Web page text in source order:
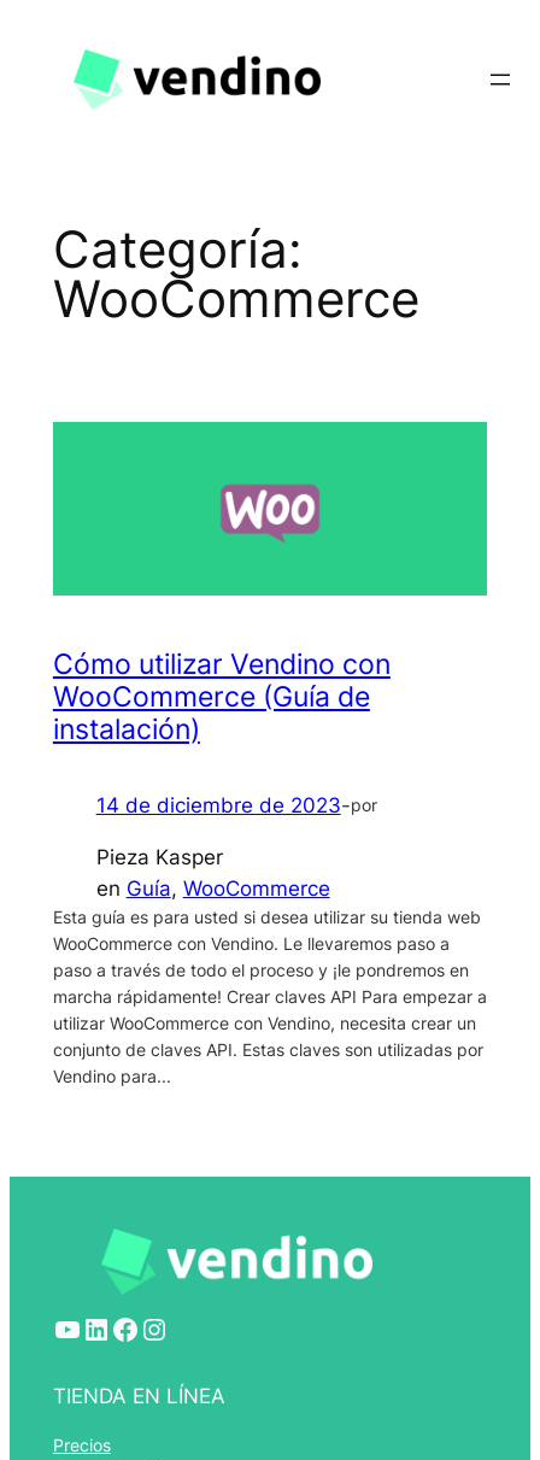
contenido
Categoría:
WooCommerce
Cómo utilizar Vendino con
WooCommerce (Guía de
instalación)
14 de diciembre de 2023-por
Pieza Kasper
en Guía, WooCommerce
Esta guía es para usted si desea utilizar su tienda web
WooCommerce con Vendino. Le llevaremos paso a
paso a través de todo el proceso y ¡le pondremos en
marcha rápidamente! Crear claves API Para empezar a
utilizar WooCommerce con Vendino, necesita crear un
conjunto de claves API. Estas claves son utilizadas por
Vendino para...
YouTube LinkedIn Facebook Instagram
TIENDA EN LÍNEA
Precios